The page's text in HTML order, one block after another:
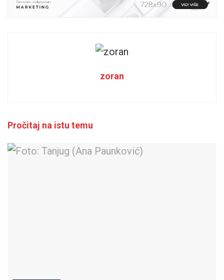
zoran
Pročitaj na istu temu